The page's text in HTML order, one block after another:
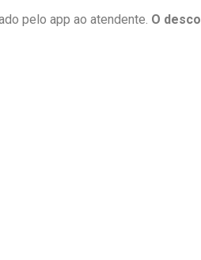
pelo app ao atendente. O